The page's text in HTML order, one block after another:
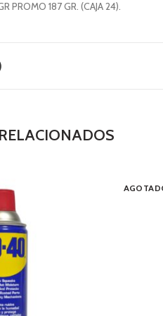
PROMO 187 GR. (CAJA 24).